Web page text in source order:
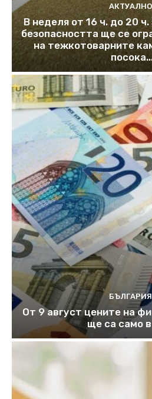
АКТУАЛНО
В неделя от 16 ч. до 20
безопасността ще се
на тежкотоварните
БЪЛГАРИЯ
От 9 август цените на
ще са само